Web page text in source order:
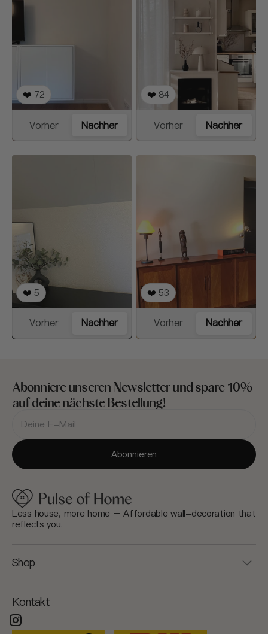
❤️ 72
Vorher Nachher
❤️ 84
Vorher Nachher
❤️ 5
Vorher Nachher
❤️ 53
Vorher Nachher
Abonniere unseren Newsletter und spare 10%
auf deine nächste Bestellung!
Mail-
Adresse
Abonnieren
Less house, more home – Affordable wall-decoration that
reflects you.
Shop
Kontakt
Instagram